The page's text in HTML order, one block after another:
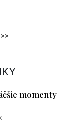
momenty